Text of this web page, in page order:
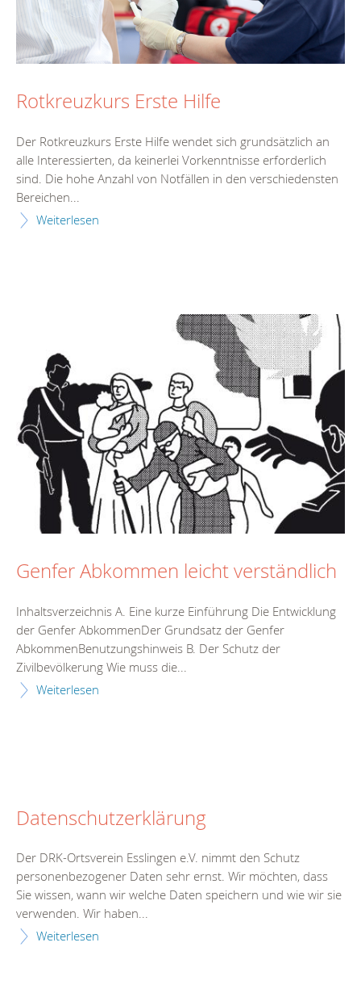
Rotkreuzkurs Erste Hilfe
Der Rotkreuzkurs Erste Hilfe wendet sich grundsätzlich an
alle Interessierten, da keinerlei Vorkenntnisse erforderlich
sind. Die hohe Anzahl von Notfällen in den verschiedensten
Bereichen...
Weiterlesen
Genfer Abkommen leicht verständlich
Inhaltsverzeichnis A. Eine kurze Einführung Die Entwicklung
der Genfer AbkommenDer Grundsatz der Genfer
AbkommenBenutzungshinweis B. Der Schutz der
Zivilbevölkerung Wie muss die...
Weiterlesen
Datenschutzerklärung
Der DRK-Ortsverein Esslingen e.V. nimmt den Schutz
personenbezogener Daten sehr ernst. Wir möchten, dass
Sie wissen, wann wir welche Daten speichern und wie wir sie
verwenden. Wir haben...
Weiterlesen